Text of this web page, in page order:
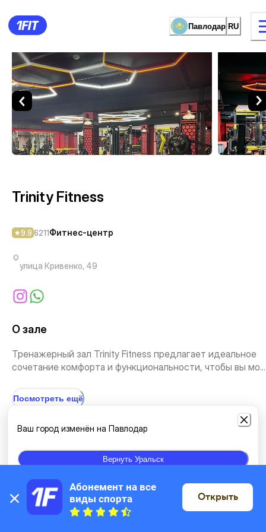
Павлодар RU
видов занятий Женские
Trinity Fitness — Фитнес-
Trinity Fitness
9.9 6211Фитнес-центр
улица Кривенко, 49
О зале
Тренажерный зал Trinity Fitness предлагает идеальное
сочетание комфорта и функциональности, чтобы вы мо...
Посмотреть ещё
Виды занятий
Самостоятельные занятия Пилатес
Расположение На карте
Ваш город изменён на Павлодар
Вернуть Уральск
Абонемент на все
виды спорта
Открыть